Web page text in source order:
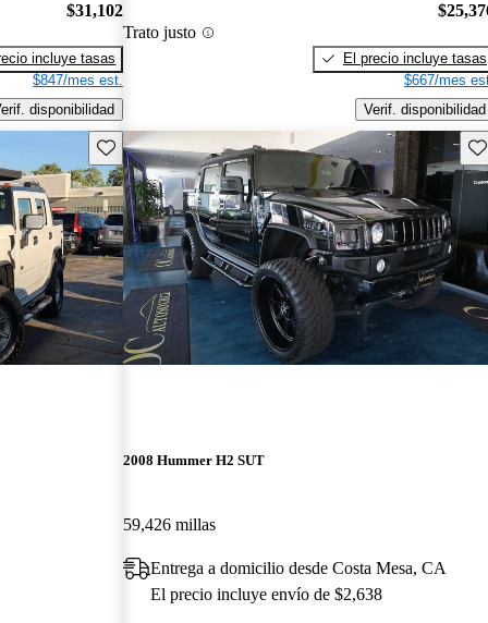
$31,102
incluye tasas
$847/mes est.
disponibilidad
Trato justo
El precio incluye tasas
$667/mes
Verif. disponibilidad
Guarda este Aviso
2008 Hummer H2 SUT
59,426 millas
Entrega a domicilio desde Costa Mesa, CA
El precio incluye envío de $2,638